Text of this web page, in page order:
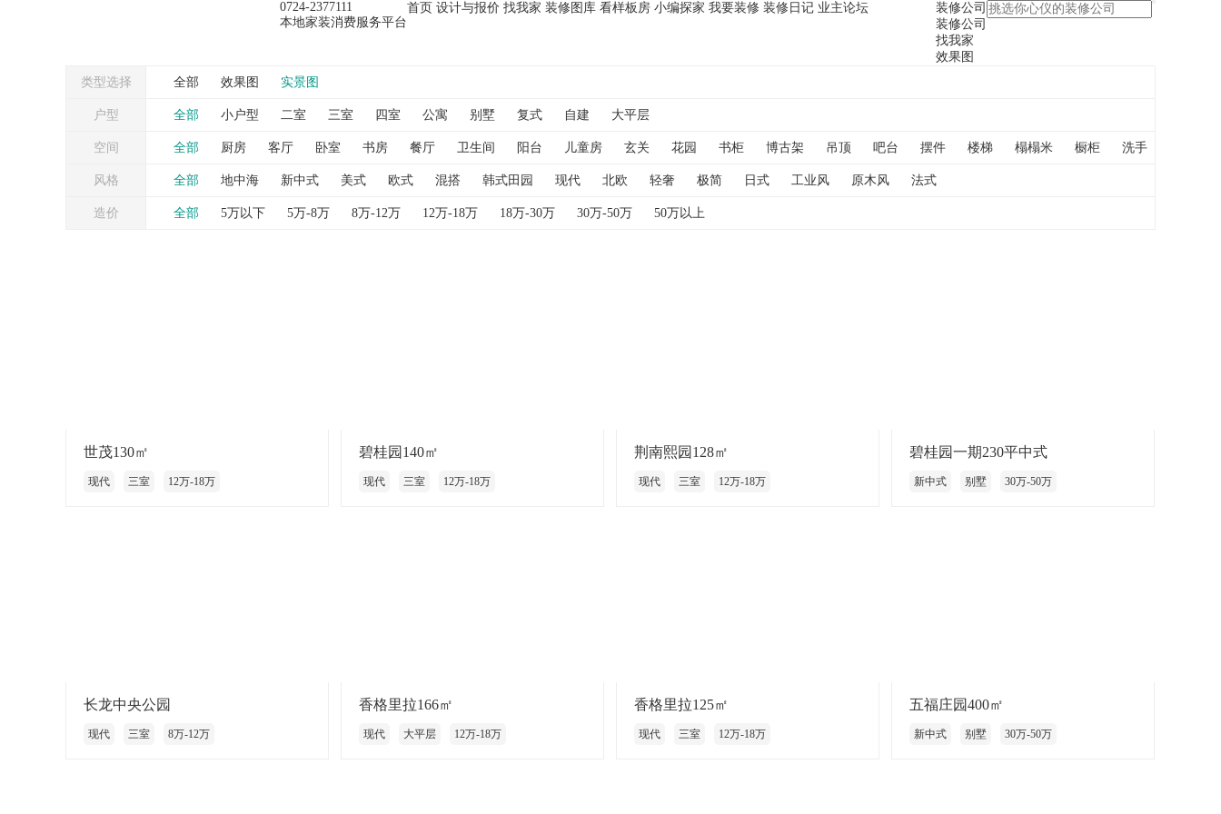
0724-2377111
本地家装消费服务平台
装修公司
装修公司
找我家
效果图
首页 设计与报价 找我家 装修图库 看样板房 小编探家 我要装修 装修日记 业主论坛
类型选择 全部 效果图 实景图
户型 全部 小户型 二室 三室 四室 公寓 别墅 复式 自建 大平层
空间 全部 厨房 客厅 卧室 书房 餐厅 卫生间 阳台 儿童房 玄关 花园 书柜 博古架 吊顶 吧台 摆件 楼梯 榻榻米 橱柜 洗手
台 灯具 照片墙 窗帘 背景墙 衣帽间 衣柜 过道 酒柜 阁楼 隐形门 隔断 鞋柜 飘窗
风格 全部 地中海 新中式 美式 欧式 混搭 韩式田园 现代 北欧 轻奢 极简 日式 工业风 原木风 法式
造价 全部 5万以下 5万-8万 8万-12万 12万-18万 18万-30万 30万-50万 50万以上
世茂130㎡
现代 三室 12万-18万
碧桂园140㎡
现代 三室 12万-18万
荆南熙园128㎡
现代 三室 12万-18万
碧桂园一期230平中式
新中式 别墅 30万-50万
长龙中央公园
现代 三室 8万-12万
香格里拉166㎡
现代 大平层 12万-18万
香格里拉125㎡
现代 三室 12万-18万
五福庄园400㎡
新中式 别墅 30万-50万